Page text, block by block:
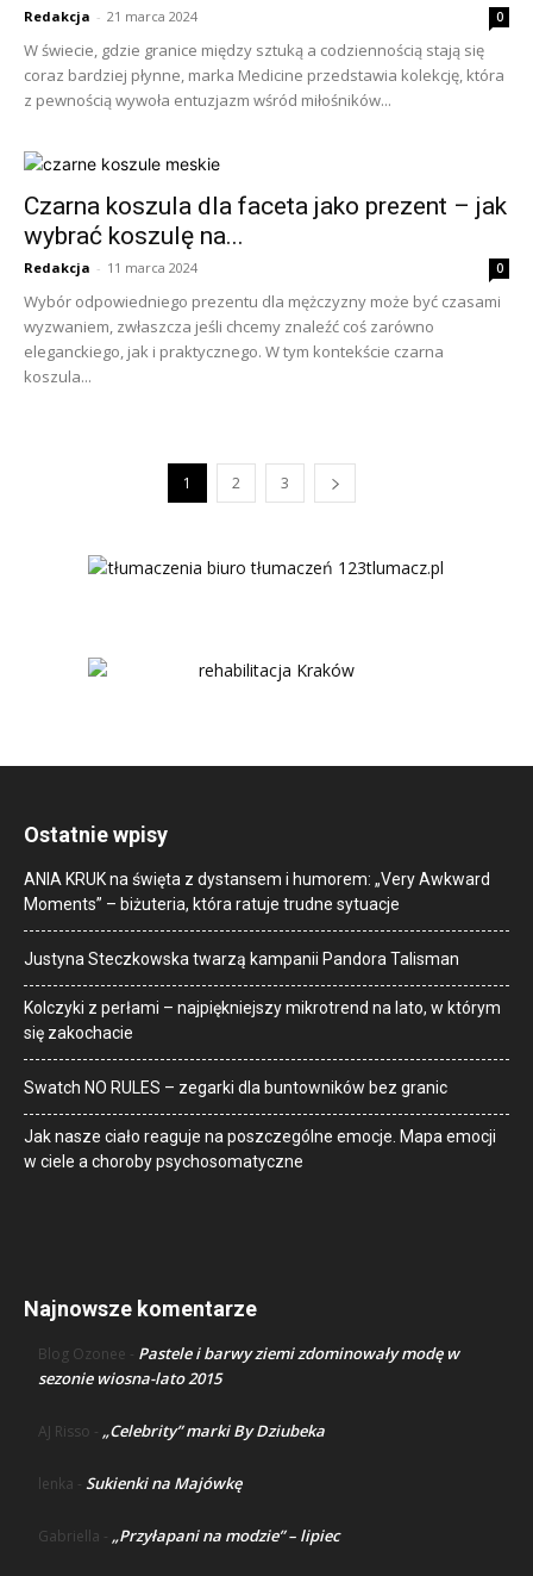
Redakcja - 21 marca 2024 0
W świecie, gdzie granice między sztuką a codziennością stają się
coraz bardziej płynne, marka Medicine przedstawia kolekcję, która
z pewnością wywoła entuzjazm wśród miłośników...
Czarna koszula dla faceta jako prezent – jak
wybrać koszulę na...
Redakcja - 11 marca 2024 0
Wybór odpowiedniego prezentu dla mężczyzny może być czasami
wyzwaniem, zwłaszcza jeśli chcemy znaleźć coś zarówno
eleganckiego, jak i praktycznego. W tym kontekście czarna
koszula...
1 2 3
Ostatnie wpisy
ANIA KRUK na święta z dystansem i humorem: „Very Awkward
Moments” – biżuteria, która ratuje trudne sytuacje
Justyna Steczkowska twarzą kampanii Pandora Talisman
Kolczyki z perłami – najpiękniejszy mikrotrend na lato, w którym
się zakochacie
Swatch NO RULES – zegarki dla buntowników bez granic
Jak nasze ciało reaguje na poszczególne emocje. Mapa emocji
w ciele a choroby psychosomatyczne
Najnowsze komentarze
Blog Ozonee - Pastele i barwy ziemi zdominowały modę w
sezonie wiosna-lato 2015
AJ Risso - „Celebrity” marki By Dziubeka
lenka - Sukienki na Majówkę
Gabriella - „Przyłapani na modzie” – lipiec